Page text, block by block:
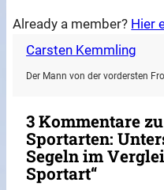
Already a member? Hier
Carsten Kemmling
Der Mann von der vordersten
3 Kommentare
Sportarten:
Segeln im
Sportart“